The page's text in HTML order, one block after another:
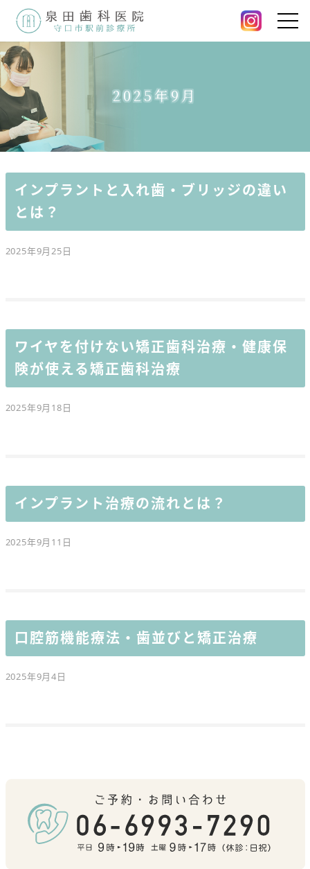
2025年9月
インプラントと入れ歯・ブリッジの違い
とは？
2025年9月25日
ワイヤを付けない矯正歯科治療・健康保
険が使える矯正歯科治療
2025年9月18日
インプラント治療の流れとは？
2025年9月11日
口腔筋機能療法・歯並びと矯正治療
2025年9月4日